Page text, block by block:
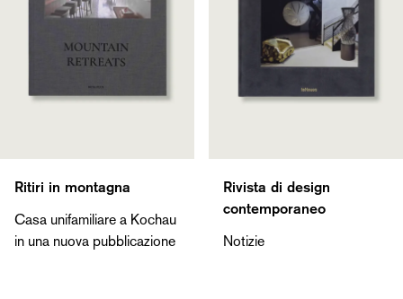
Ritiri in montagna
Casa unifamiliare a Kochau
in una nuova pubblicazione
Rivista di design
contemporaneo
Notizie